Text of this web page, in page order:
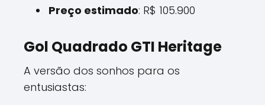
Preço estimado: R$ 105.900
Gol Quadrado GTI Heritage
A versão dos sonhos para os
entusiastas: